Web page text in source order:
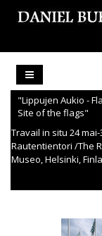
"Lippujen Aukio -
Site of the flags"
Travail in situ 24 mai-
Rautentientori /The
Museo, Helsinki,